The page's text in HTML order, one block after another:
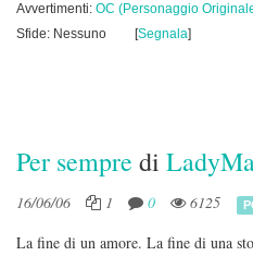
Avvertimenti: OC (Personaggio
Sfide: Nessuno
[Segnala]
Per sempre di
16/06/06 1 0 6125
La fine di un amore. La fine di una